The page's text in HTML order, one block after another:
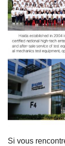
Si vous